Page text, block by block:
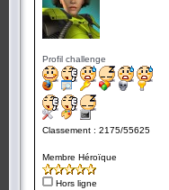
Profil challenge
Classement : 2175/55625
Membre Héroïque
Hors ligne